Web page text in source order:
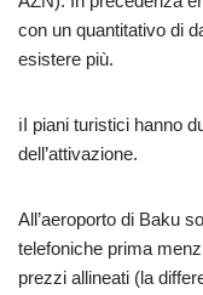
con un quantitativo di
esistere più.
ℹ️I piani turistici hanno
dell’attivazione.
All’aeroporto di Baku
telefoniche prima
prezzi allineati (la